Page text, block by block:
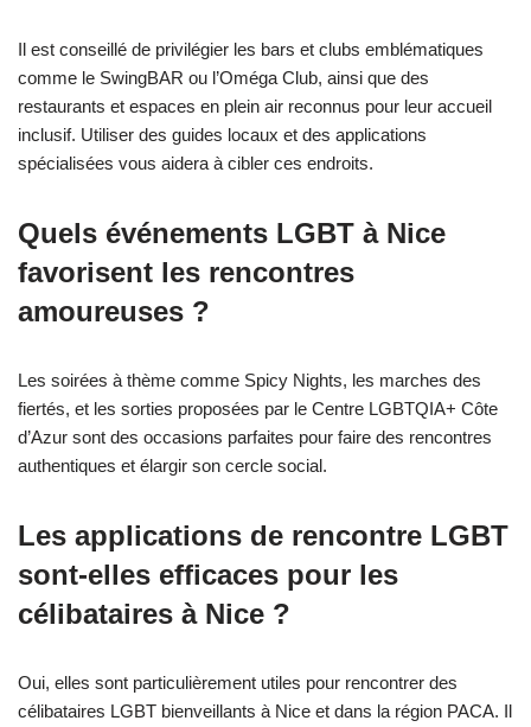
Il est conseillé de privilégier les bars et clubs emblématiques
comme le SwingBAR ou l’Oméga Club, ainsi que des
restaurants et espaces en plein air reconnus pour leur accueil
inclusif. Utiliser des guides locaux et des applications
spécialisées vous aidera à cibler ces endroits.
Quels événements LGBT à Nice
favorisent les rencontres
amoureuses ?
Les soirées à thème comme Spicy Nights, les marches des
fiertés, et les sorties proposées par le Centre LGBTQIA+ Côte
d’Azur sont des occasions parfaites pour faire des rencontres
authentiques et élargir son cercle social.
Les applications de rencontre LGBT
sont-elles efficaces pour les
célibataires à Nice ?
Oui, elles sont particulièrement utiles pour rencontrer des
célibataires LGBT bienveillants à Nice et dans la région PACA. Il